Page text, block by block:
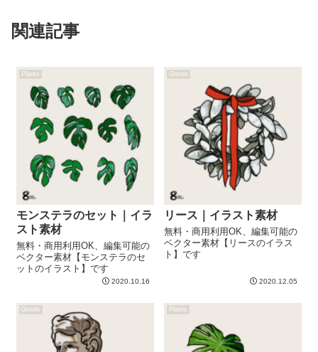
関連記事
Plants
モンステラのセット｜イラ
スト素材
無料・商用利用OK、編集可能の
ベクター素材【モンステラのセ
ットのイラスト】です
2020.10.16
Goods
リース｜イラスト素材
無料・商用利用OK、編集可能の
ベクター素材【リースのイラス
ト】です
2020.12.05
Goods Plants